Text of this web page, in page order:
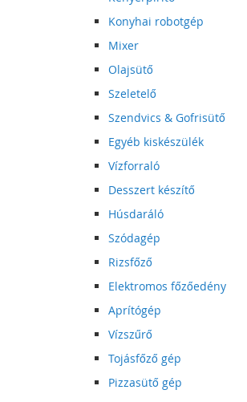
Konyhai robotgép
Mixer
Olajsütő
Szeletelő
Szendvics & Gofrisütő
Egyéb kiskészülék
Vízforraló
Desszert készítő
Húsdaráló
Szódagép
Rizsfőző
Elektromos főzőedény
Aprítógép
Vízszűrő
Tojásfőző gép
Pizzasütő gép